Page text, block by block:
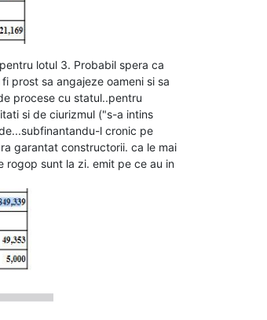
lotul 3. Probabil spera ca
prost sa angajeze oameni si sa
procese cu statul..pentru
si de ciurizmul ("s-a intins
l cronic pe
garantat constructorii. ca le mai
sunt la zi. emit pe ce au in